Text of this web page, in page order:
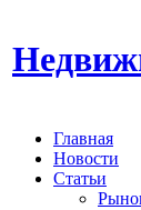
Главная
Новости
Статьи